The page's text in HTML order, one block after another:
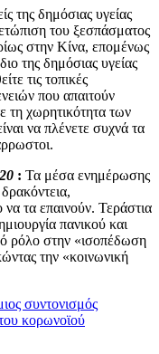
της δημόσιας υγείας
του ξεσπάσματος
στην Κίνα, επομένως
της δημόσιας υγείας
τις τοπικές
που απαιτούν
τη χωρητικότητα των
να πλένετε συχνά τα
: Τα μέσα ενημέρωσης
τα επαινούν. Τεράστια
πανικού και
ρόλο στην «ισοπέδωση
την «κοινωνική